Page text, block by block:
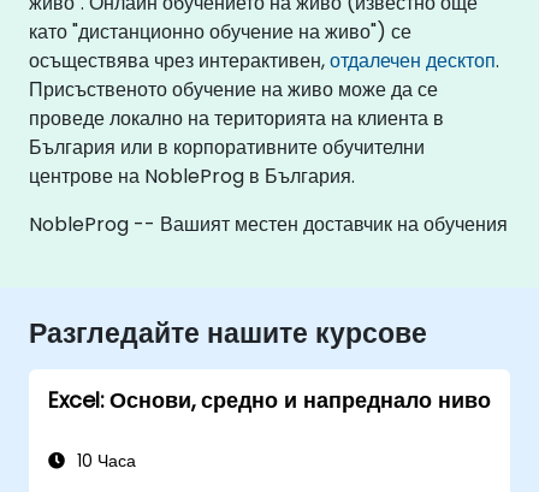
като "дистанционно обучение на живо") се
осъществява чрез интерактивен,отдалечен десктоп.
Присъственото обучение на живо може да се
проведе локално на територията на клиента в
България или в корпоративните обучителни
центрове на NobleProg в България.
NobleProg -- Вашият местен доставчик на обучения
Разгледайте нашите курсове
Excel: Основи, средно и напреднало ниво
10 Часа